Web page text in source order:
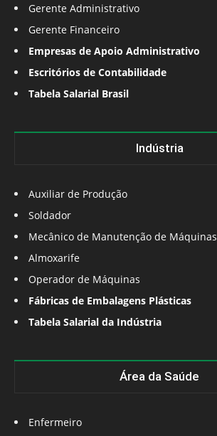
Gerente Administrativo
Gerente Financeiro
Empresas de Apoio Administrativo
Escritórios de Contabilidade
Tabela Salarial Brasil
Indústria
Auxiliar de Produção
Soldador
Mecânico de Manutenção de Máquinas
Almoxarife
Operador de Máquinas
Fábricas de Embalagens Plásticas
Tabela Salarial da Indústria
Área da Saúde
Enfermeiro